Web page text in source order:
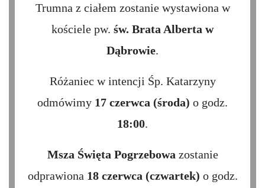
Trumna z ciałem zostanie wystawiona w
kościele pw. św. Brata Alberta w
Dąbrowie.
Różaniec w intencji Śp. Katarzyny
odmówimy 17 czerwca (środa) o godz.
18:00.
Msza Święta Pogrzebowa zostanie
odprawiona 18 czerwca (czwartek) o godz.